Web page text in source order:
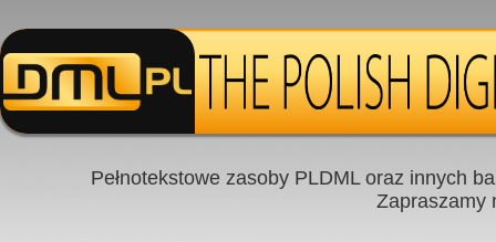
Pełnotekstowe zasoby PLDML oraz innych
Zapraszamy